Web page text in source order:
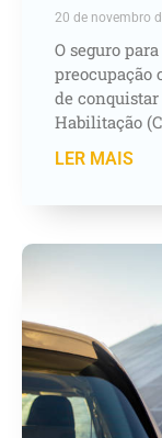
20 de novembro
O seguro
preocupação
de
Habilitação
LER MAIS